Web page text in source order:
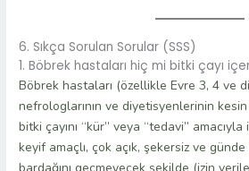
6. Sıkça Sorulan Sorular (SSS)
1. Böbrek hastaları hiç mi bitki çayı
Böbrek hastaları (özellikle Evre 3, 4 ve
nefrologlarının ve diyetisyenlerinin
bitki çayını “kür” veya “tedavi”
keyif amaçlı, çok açık, şekersiz ve